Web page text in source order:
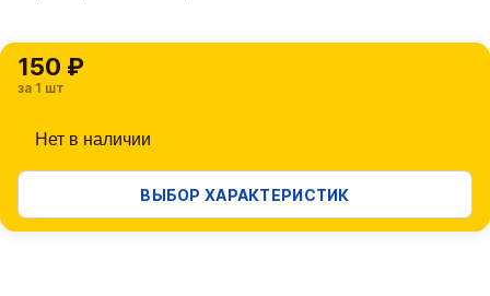
150 ₽
за 1 шт
Нет в наличии
ВЫБОР ХАРАКТЕРИСТИК